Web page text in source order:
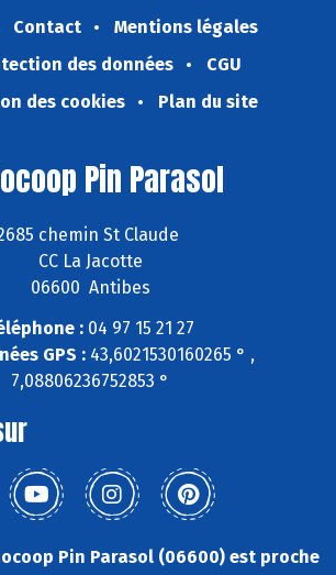
Contact
Mentions légales
des données
CGU
des cookies
Plan du site
Pin Parasol
chemin St Claude
CC La Jacotte
06600 Antibes
: 04 97 15 21 27
GPS : 43,6021530160265 ° ,
7,08806236752853 °
Pin Parasol (06600) est proche